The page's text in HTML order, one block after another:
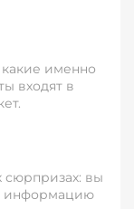
какие именно
входят в
сюрпризах: вы
информацию